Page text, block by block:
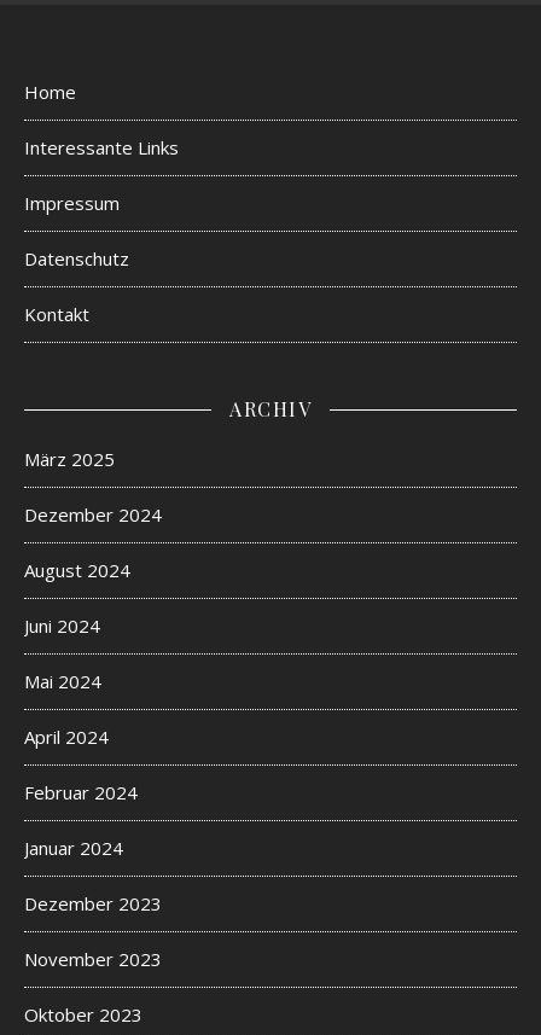
Home
Interessante Links
Impressum
Datenschutz
Kontakt
ARCHIV
März 2025
Dezember 2024
August 2024
Juni 2024
Mai 2024
April 2024
Februar 2024
Januar 2024
Dezember 2023
November 2023
Oktober 2023